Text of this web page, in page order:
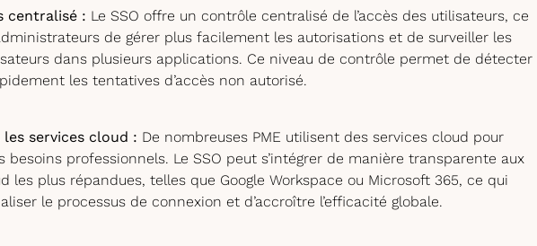
centralisé : Le SSO offre un contrôle centralisé de l’accès des utilisateurs, ce
de gérer plus facilement les autorisations et de surveiller les
dans plusieurs applications. Ce niveau de contrôle permet de détecter
les tentatives d’accès non autorisé.
services cloud : De nombreuses PME utilisent des services cloud pour
besoins professionnels. Le SSO peut s’intégrer de manière transparente aux
les plus répandues, telles que Google Workspace ou Microsoft 365, ce qui
le processus de connexion et d’accroître l’efficacité globale.